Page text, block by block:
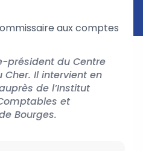
aux comptes
président du Centre
Cher. Il intervient en
de l’Institut
et
Bourges.